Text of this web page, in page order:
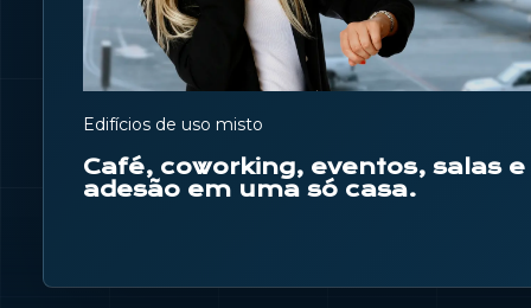
Edifícios de uso misto
Café, coworking, eventos, salas e
adesão em uma só casa.